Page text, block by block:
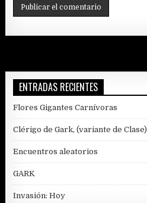
ENTRADAS RECIENTES
Flores Gigantes Carnívoras
Clérigo de Gark, (variante de Clase)
Encuentros aleatorios
GARK
Invasión: Hoy